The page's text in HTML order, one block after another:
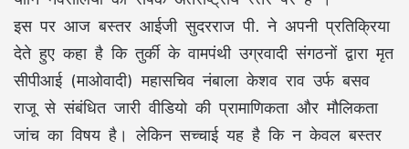
इस पर आज बस्तर आईजी सुदरराज पी. ने अपनी प्रतिक्रिया
देते हुए कहा है कि तुर्की के वामपंथी उग्रवादी संगठनों द्वारा मृत
सीपीआई (माओवादी) महासचिव नंबाला केशव राव उर्फ बसव
राजू से संबंधित जारी वीडियो की प्रामाणिकता और मौलिकता
जांच का विषय है। लेकिन सच्चाई यह है कि न केवल बस्तर